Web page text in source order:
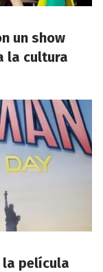
un show
la cultura
la película